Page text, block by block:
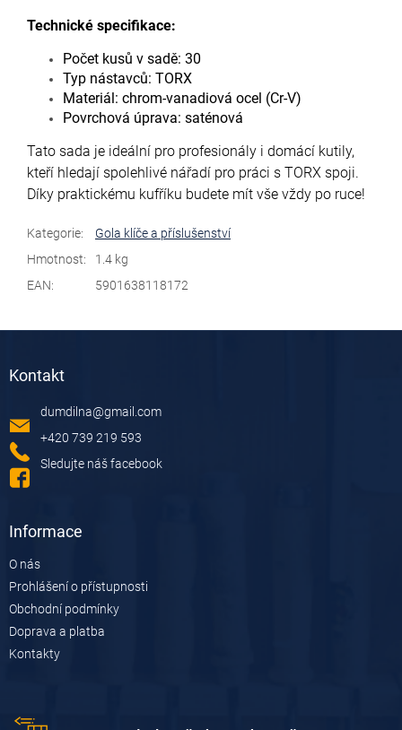
Technické specifikace:
Počet kusů v sadě: 30
Typ nástavců: TORX
Materiál: chrom-vanadiová ocel (Cr-V)
Povrchová úprava: saténová
Tato sada je ideální pro profesionály i domácí kutily,
kteří hledají spolehlivé nářadí pro práci s TORX spoji.
Díky praktickému kufříku budete mít vše vždy po ruce!
Kategorie:
Gola klíče a příslušenství
Hmotnost:
1.4 kg
EAN: 5901638118172
Kontakt
dumdilna@gmail.com
+420 739 219 593
Sledujte náš facebook
Informace
O nás
Prohlášení o přístupnosti
Obchodní podmínky
Doprava a platba
Kontakty